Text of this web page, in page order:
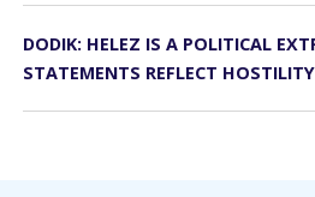
DODIK: HELEZ IS A POLITICAL
STATEMENTS REFLECT